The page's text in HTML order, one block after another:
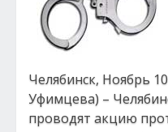
Челябинск, Ноябрь
Уфимцева) –
проводят акцию